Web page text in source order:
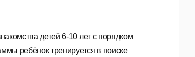
детей 6-10 лет с порядком
ребёнок тренируется в поиске